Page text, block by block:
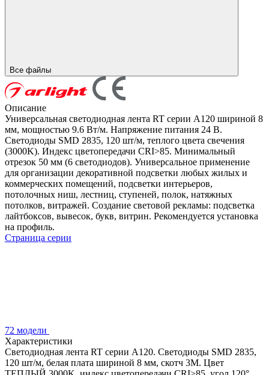
Все файлы
Описание
Универсальная светодиодная лента RT серии A120 шириной 8
мм, мощностью 9.6 Вт/м. Напряжение питания 24 В.
Светодиоды SMD 2835, 120 шт/м, теплого цвета свечения
(3000K). Индекс цветопередачи CRI>85. Минимальный
отрезок 50 мм (6 светодиодов). Универсальное применение
для организации декоративной подсветки любых жилых и
коммерческих помещений, подсветки интерьеров,
потолочных ниш, лестниц, ступеней, полок, натяжных
потолков, витражей. Создание световой рекламы: подсветка
лайтбоксов, вывесок, букв, витрин. Рекомендуется установка
на профиль.
Страница серии
72 модели
Характеристики
Светодиодная лента RT серии A120. Светодиоды SMD 2835,
120 шт/м, белая плата шириной 8 мм, скотч 3M. Цвет